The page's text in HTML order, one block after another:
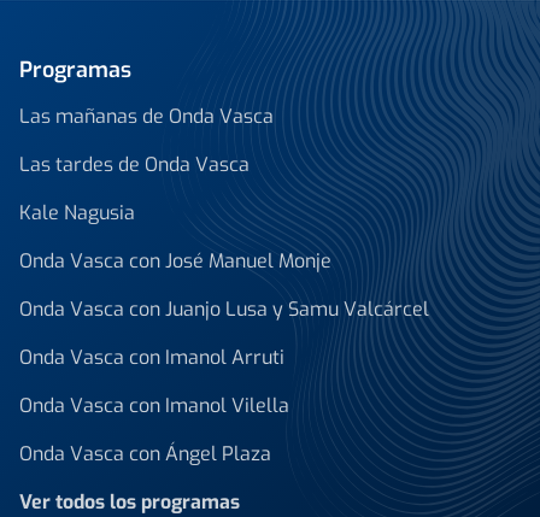
Programas
Las mañanas de Onda Vasca
Las tardes de Onda Vasca
Kale Nagusia
Onda Vasca con José Manuel Monje
Onda Vasca con Juanjo Lusa y Samu Valcárcel
Onda Vasca con Imanol Arruti
Onda Vasca con Imanol Vilella
Onda Vasca con Ángel Plaza
Ver todos los programas